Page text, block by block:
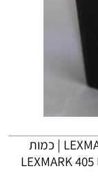
100XL 14N1068E | כמות
LEXMARK405